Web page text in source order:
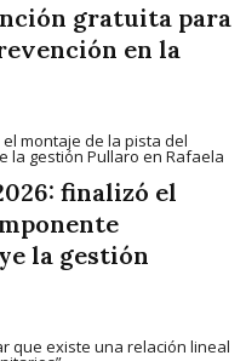
gratuita para
en la
finalizó el
la gestión